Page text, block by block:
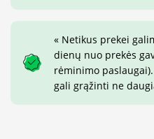
« Netikus prekei
dienų nuo prekės
rėminimo
gali grąžinti ne